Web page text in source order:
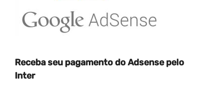
Receba seu pagamento do Adsense pelo
Inter